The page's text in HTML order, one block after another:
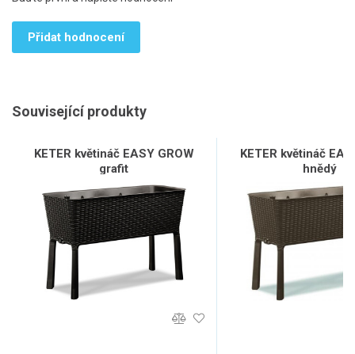
Přidat hodnocení
Související produkty
KETER květináč EASY GROW
grafit
KETER květináč
hnědý